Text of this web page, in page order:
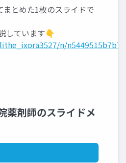
まとめた1枚のスライドで
しています👇
n/n5449515b7b7e
薬剤師のスライドメ